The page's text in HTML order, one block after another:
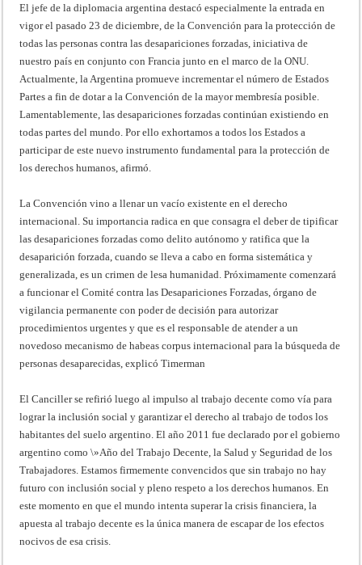
El jefe de la diplomacia argentina destacó especialmente la entrada en
vigor el pasado 23 de diciembre, de la Convención para la protección de
todas las personas contra las desapariciones forzadas, iniciativa de
nuestro país en conjunto con Francia junto en el marco de la ONU.
Actualmente, la Argentina promueve incrementar el número de Estados
Partes a fin de dotar a la Convención de la mayor membresía posible.
Lamentablemente, las desapariciones forzadas continúan existiendo en
todas partes del mundo. Por ello exhortamos a todos los Estados a
participar de este nuevo instrumento fundamental para la protección de
los derechos humanos, afirmó.
La Convención vino a llenar un vacío existente en el derecho
internacional. Su importancia radica en que consagra el deber de tipificar
las desapariciones forzadas como delito autónomo y ratifica que la
desaparición forzada, cuando se lleva a cabo en forma sistemática y
generalizada, es un crimen de lesa humanidad. Próximamente comenzará
a funcionar el Comité contra las Desapariciones Forzadas, órgano de
vigilancia permanente con poder de decisión para autorizar
procedimientos urgentes y que es el responsable de atender a un
novedoso mecanismo de habeas corpus internacional para la búsqueda de
personas desaparecidas, explicó Timerman
El Canciller se refirió luego al impulso al trabajo decente como vía para
lograr la inclusión social y garantizar el derecho al trabajo de todos los
habitantes del suelo argentino. El año 2011 fue declarado por el gobierno
argentino como \»Año del Trabajo Decente, la Salud y Seguridad de los
Trabajadores. Estamos firmemente convencidos que sin trabajo no hay
futuro con inclusión social y pleno respeto a los derechos humanos. En
este momento en que el mundo intenta superar la crisis financiera, la
apuesta al trabajo decente es la única manera de escapar de los efectos
nocivos de esa crisis.